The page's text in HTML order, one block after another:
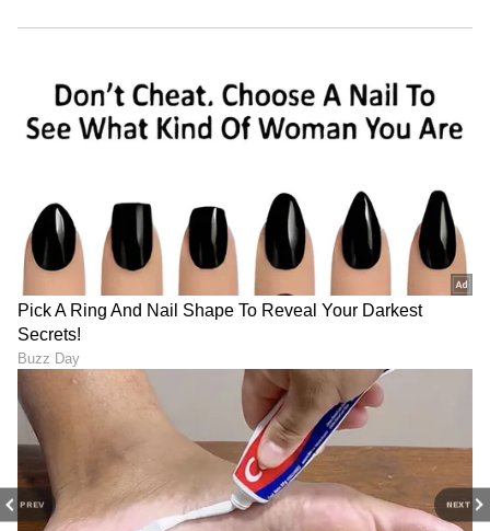
PREV NEXT
ಮಾಡದಿರುವುದು, ಸಂಸ್ಕರಿಸಿದ ಆಹಾರ ಸೇವನೆ, ಫಾಸ್ಟ್ ಫುಡ್
ಸೇವನೆ ಜನರನ್ನು ಬೇಗ ಅಸ್ವಸ್ಥಗೊಳಿಸುತ್ತದೆ. ದೇಹಕ್ಕೆ ಅಗತ್ಯ
ಪೋಷಕಾಂಶ ಸಿಗುವುದಿಲ್ಲ. ಪ್ರೋಟೀನ್, ಕಬ್ಬಿಣ, ಸತು,